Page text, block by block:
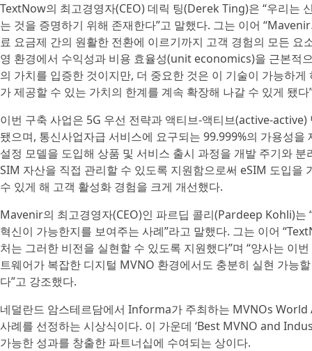
TextNow의 최고경영자(CEO) 데릭 팅(Derek Ting)은 “우리는
는 것을 증명하기 위해 존재한다”고 말했다. 그는 이어
료 요금제 간의 원활한 전환에 이르기까지 고객 경험의 모든
영 환경에서 수익성과 비용 효율성(unit economics)을 근본적
의 가치를 입증한 것이지만, 더 중요한 것은 이 기술이 가능하
가 제공할 수 있는 가치의 한계를 계속 확장해 나갈 수 있게 됐다
이번 구축 사업은 5G 우선 전략과 액티브-액티브(active-
됐으며, 통신사업자급 서비스에 요구되는 99.999%의 가용성
설정 모델을 도입해 상품 및 서비스 출시 과정을 개발 주기와
SIM 자산을 직접 관리할 수 있도록 지원함으로써 eSIM 도입
수 있게 해 고객 활성화 경험을 크게 개선했다.
Mavenir의 최고경영자(CEO)인 파르딥 콜리(Pardeep Kohli)는
혁신이 가능한지를 보여주는 사례”라고 말했다. 그는 이어
처는 그러한 비전을 실현할 수 있도록 지원했다”며 “양사는 이
트웨어가 복잡한 디지털 MVNO 환경에서도 충분히 실현 가능
다”고 강조했다.
네덜란드 암스테르담에서 Informa가 주최하는 MVNOs
사례를 선정하는 시상식이다. 이 가운데 ‘Best MVNO and
가능한 성과를 창출한 파트너십에 수여되는 상이다.